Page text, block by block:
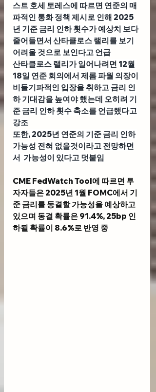
스트 호세 토레스에 따르면 연준의 매
파적인 통화 정책 제시로 인해 2025
년 기준 금리 인하 횟수가 예상치 보다
줄어들면서 산타클로스 랠리를 보기
어려울 것으로 보인다고 언급
산타클로스 랠리가 일어나려면 12월
18일 연준 회의에서 제롬 파월 의장이
비둘기파적인 입장을 취하고 금리 인
하 기대감을 높여야 했는데 오히려 기
준 금리 인하 횟수 축소를 언급했다고
강조
또한, 2025년 연준의 기준 금리 인하
가능성 전혀 없을것이라고 전망하면
서  가능성이 있다고 덧붙임
CME FedWatch Tool에 따르면 투
자자들은 2025년 1월 FOMC에서 기
준 금리를 동결할 가능성을 예상하고
있으며 동결 확률은 91.4%, 25bp 인
하될 확률이 8.6%로 반영 중